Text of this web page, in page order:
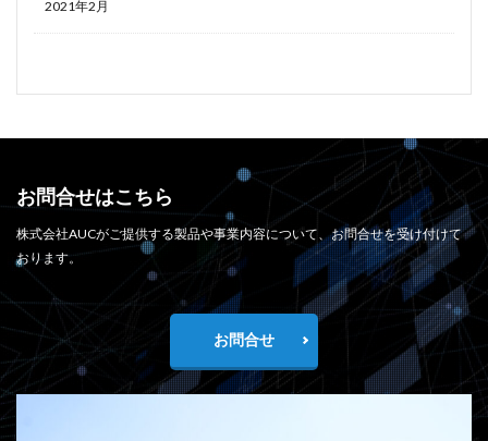
2021年2月
お問合せはこちら
株式会社AUCがご提供する製品や事業内容について、お問合せを受け付けて
おります。
お問合せ